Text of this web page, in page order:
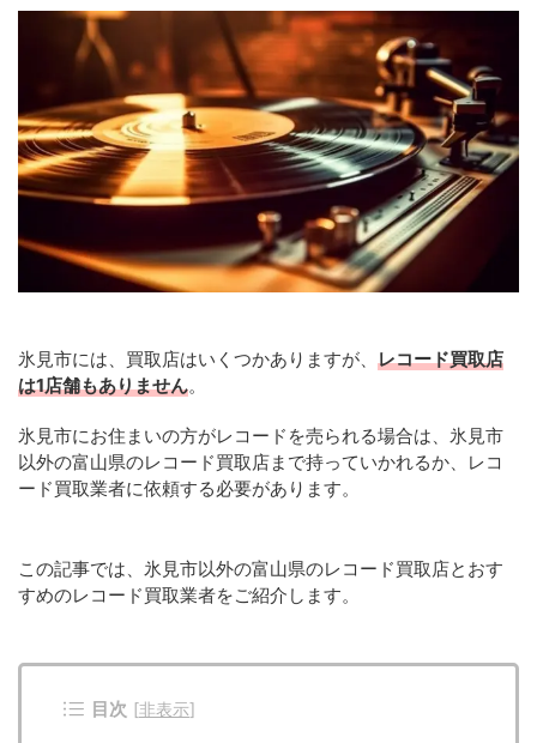
氷見市には、買取店はいくつかありますが、 レコード買取店
は1店舗もありません。
氷見市にお住まいの方がレコードを売られる場合は、氷見市
以外の富山県のレコード買取店まで持っていかれるか、レコ
ード買取業者に依頼する必要があります。
この記事では、氷見市以外の富山県のレコード買取店とおす
すめのレコード買取業者をご紹介します。
目次 [非表示]